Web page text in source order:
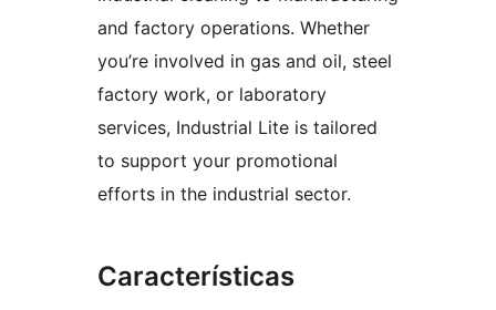
and factory operations. Whether
you’re involved in gas and oil, steel
factory work, or laboratory
services, Industrial Lite is tailored
to support your promotional
efforts in the industrial sector.
Características